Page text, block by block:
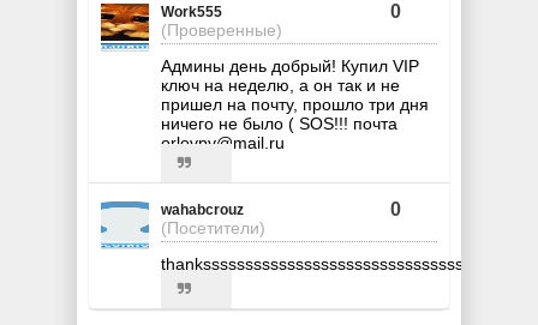
Work555
(Проверенные)
0
Админы день добрый! Купил VIP
ключ на неделю, а он так и не
пришел на почту, прошло три дня
ничего не было ( SOS!!! почта
orlovpv@mail.ru
wahabcrouz
(Посетители)
0
thankssssssssssssssssssssssssssssssssssss